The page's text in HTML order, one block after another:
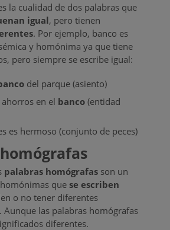
la cualidad de dos palabras que
igual, pero tienen
. Por ejemplo, banco es
y homónima ya que tiene
pero siempre se escribe igual:
del parque (asiento)
en el banco(entidad
es hermoso (conjunto de peces)
palabras homógrafasson un
que se escriben
o no tener diferentes
Aunque las palabras homógrafas
diferentes.